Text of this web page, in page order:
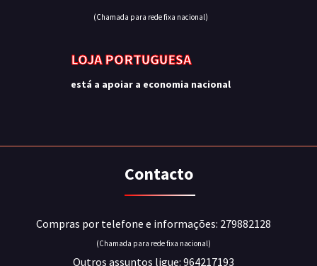
(Chamada para rede fixa nacional)
LOJA PORTUGUESA
está a apoiar a economia nacional
Contacto
Compras por telefone e informações: 279882128
(Chamada para rede fixa nacional)
Outros assuntos ligue: 964217193